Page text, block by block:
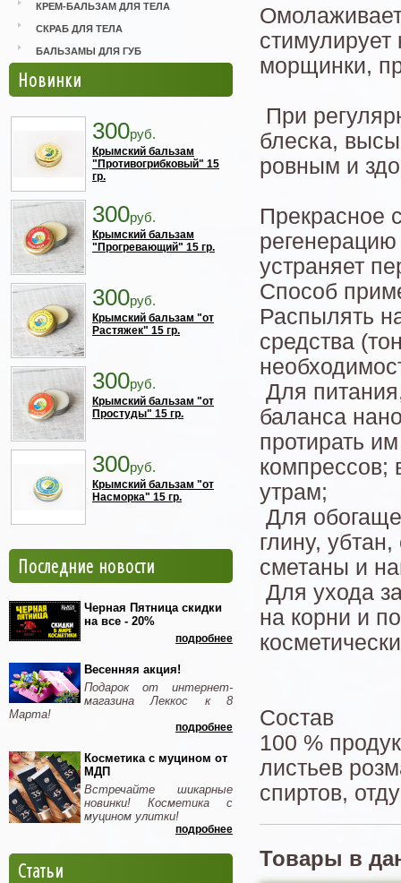
КРЕМ-БАЛЬЗАМ ДЛЯ ТЕЛА
СКРАБ ДЛЯ ТЕЛА
БАЛЬЗАМЫ ДЛЯ ГУБ
Новинки
300руб.
Крымский бальзам
"Противогрибковый" 15
гр.
300руб.
Крымский бальзам
"Прогревающий" 15 гр.
300руб.
Крымский бальзам "от
Растяжек" 15 гр.
300руб.
Крымский бальзам "от
Простуды" 15 гр.
300руб.
Крымский бальзам "от
Насморка" 15 гр.
Последние новости
Черная Пятница скидки
на все - 20%
подробнее
Весенняя акция!
Подарок от интернет-
магазина Леккос к 8
Марта!
подробнее
Косметика с муцином от
МДП
Встречайте шикарные
новинки! Косметика с
муцином улитки!
подробнее
Статьи
морщинки,
При
блеска,
ровным и
Прекрасное
устраняет
Способ
Распылять
средства
Для
баланса
протирать
компрессов;
утрам;
Для
глину,
сметаны и
Для ухода
на корни и
Состав
100 %
листьев
спиртов,
Товары в